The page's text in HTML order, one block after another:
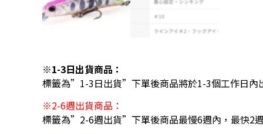
※1-3日出貨商品：
標籤為”1-3日出貨”下單後商品將於1-3個工作日內
※2-6週出貨商品：
標籤為”2-6週出貨”下單後商品最慢6週內，最快2